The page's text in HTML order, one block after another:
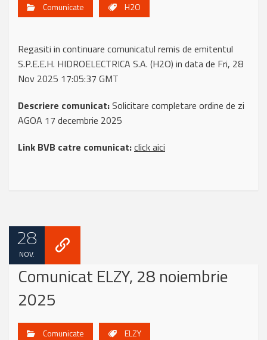
Comunicate H2O
Regasiti in continuare comunicatul remis de emitentul
S.P.E.E.H. HIDROELECTRICA S.A. (H2O) in data de Fri, 28
Nov 2025 17:05:37 GMT
Descriere comunicat:Solicitare completare ordine de zi
AGOA 17 decembrie 2025
Link BVB catre comunicat:click aici
28
NOV.
Comunicat ELZY, 28 noiembrie
2025
Comunicate ELZY